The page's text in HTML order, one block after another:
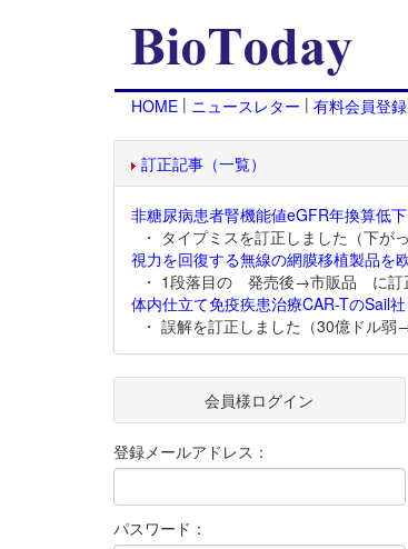
HOME | ニュースレター | 有料会員登録
訂正記事（一覧）
非糖尿病患者腎機能値eGFR年換算低
・ タイプミスを訂正しました（下が
視力を回復する無線の網膜移植製品を
・ 1段落目の 発売後→市販品 に訂
体内仕立て免疫疾患治療CAR-TのSail
・ 誤解を訂正しました（30億ドル弱
会員様ログイン
登録メールアドレス：
パスワード：